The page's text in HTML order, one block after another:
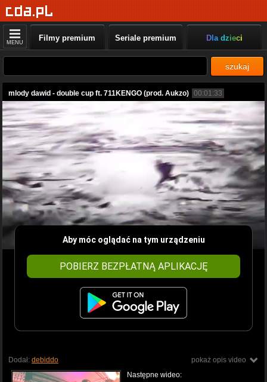
MENU Filmy premium Seriale premium Dla dzieci
szukaj
mlody dawid - double cup ft. 711KENGO (prod. Aukzo) 00:01:33
Aby móc oglądać na tym urządzeniu
POBIERZ BEZPŁATNĄ APLIKACJĘ
pokaż opis video
Dodał: debiddo
Następne wideo: